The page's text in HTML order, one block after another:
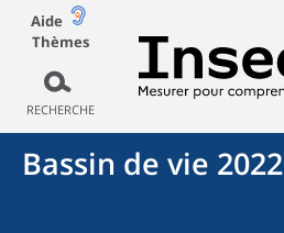
Aide
Thèmes
RECHERCHE
Bassin de vie 2022